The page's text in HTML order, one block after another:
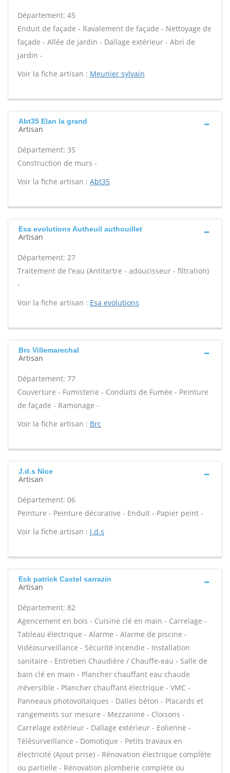
Département: 45
Enduit de façade - Ravalement de façade - Nettoyage de
façade - Allée de jardin - Dallage extérieur - Abri de
jardin -
Voir la fiche artisan : Meunier sylvain
Abt35 Elan la grand
Artisan
Département: 35
Construction de murs -
Voir la fiche artisan : Abt35
Esa evolutions Autheuil authouillet
Artisan
Département: 27
Traitement de l'eau (Antitartre - adoucisseur - filtration)
-
Voir la fiche artisan : Esa evolutions
Brc Villemarechal
Artisan
Département: 77
Couverture - Fumisterie - Conduits de Fumée - Peinture
de façade - Ramonage -
Voir la fiche artisan : Brc
J.d.s Nice
Artisan
Département: 06
Peinture - Peinture décorative - Enduit - Papier peint -
Voir la fiche artisan : J.d.s
Eck patrick Castel sarrazin
Artisan
Département: 82
Agencement en bois - Cuisine clé en main - Carrelage -
Tableau électrique - Alarme - Alarme de piscine -
Vidéosurveillance - Sécurité incendie - Installation
sanitaire - Entretien Chaudière / Chauffe-eau - Salle de
bain clé en main - Plancher chauffant eau chaude
/réversible - Plancher chauffant électrique - VMC -
Panneaux photovoltaïques - Dalles béton - Placards et
rangements sur mesure - Mezzanine - Cloisons -
Carrelage extérieur - Dallage extérieur - Eolienne -
Télésurveillance - Domotique - Petits travaux en
électricité (Ajout prise) - Rénovation électrique complète
ou partielle - Rénovation plomberie complète ou